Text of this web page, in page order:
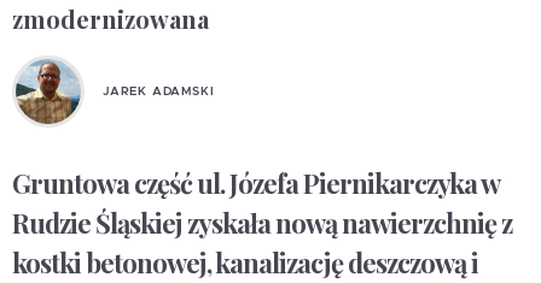
zmodernizowana
JAREK ADAMSKI
Gruntowa część ul. Józefa Piernikarczyka w
Rudzie Śląskiej zyskała nową nawierzchnię z
kostki betonowej, kanalizację deszczową i